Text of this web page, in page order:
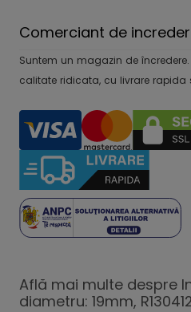
Comerciant de
Suntem un magazin de
calitate ridicata, cu livrare rapida
Află mai multe despre
diametru: 19mm,